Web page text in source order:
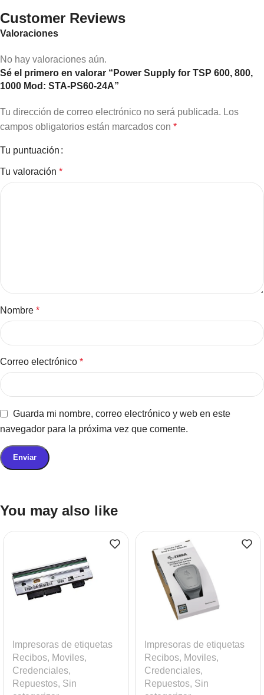
Customer Reviews
Valoraciones
No hay valoraciones aún.
Sé el primero en valorar “Power Supply for TSP 600, 800,
1000 Mod: STA-PS60-24A”
Tu dirección de correo electrónico no será publicada. Los
campos obligatorios están marcados con *
Tu puntuación
Tu valoración *
Nombre *
Correo electrónico *
Guarda mi nombre, correo electrónico y web en este
navegador para la próxima vez que comente.
You may also like
Impresoras de etiquetas
Recibos, Moviles,
Credenciales,
Repuestos, Sin
Impresoras de etiquetas
Recibos, Moviles,
Credenciales,
Repuestos, Sin